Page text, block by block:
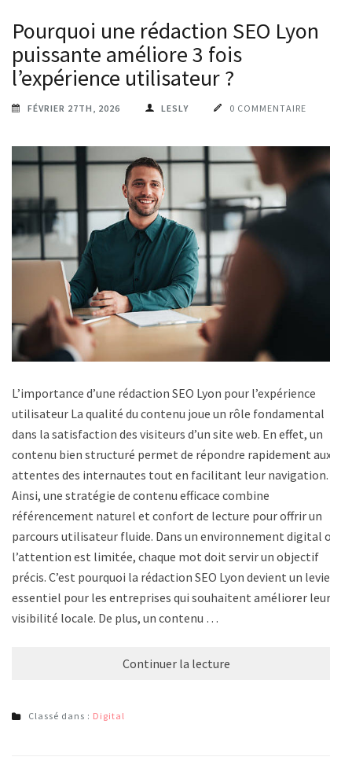
Pourquoi une rédaction SEO Lyon
puissante améliore 3 fois
l’expérience utilisateur ?
FÉVRIER 27TH, 2026 LESLY 0 COMMENTAIRE
L’importance d’une rédaction SEO Lyon pour l’expérience
utilisateur La qualité du contenu joue un rôle fondamental
dans la satisfaction des visiteurs d’un site web. En effet, un
contenu bien structuré permet de répondre rapidement aux
attentes des internautes tout en facilitant leur navigation.
Ainsi, une stratégie de contenu efficace combine
référencement naturel et confort de lecture pour offrir un
parcours utilisateur fluide. Dans un environnement digital où
l’attention est limitée, chaque mot doit servir un objectif
précis. C’est pourquoi la rédaction SEO Lyon devient un levier
essentiel pour les entreprises qui souhaitent améliorer leur
visibilité locale. De plus, un contenu …
Continuer la lecture
Classé dans : Digital